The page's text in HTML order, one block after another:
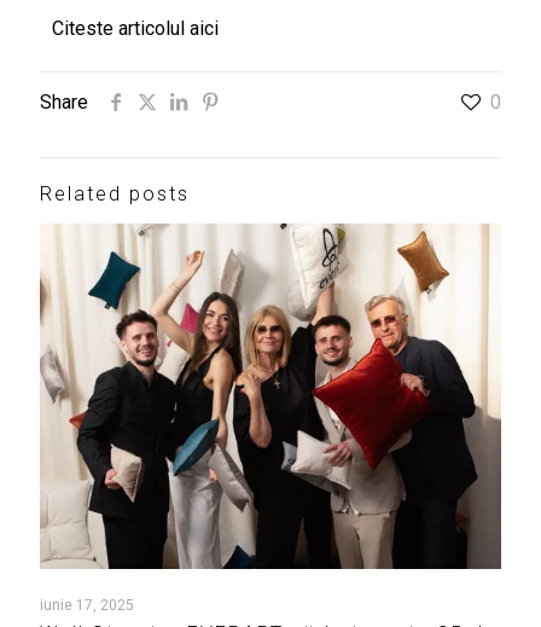
Citeste articolul aici
Share 0
Related posts
iunie 17, 2025